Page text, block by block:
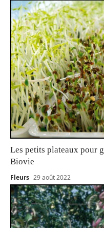
Les petits plateaux pour
Biovie
Fleurs 29 août 2022